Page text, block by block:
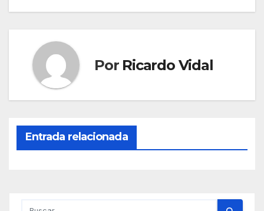
Por Ricardo Vidal
Entrada relacionada